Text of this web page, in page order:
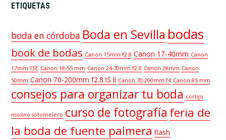
ETIQUETAS
boda en córdoba Boda en Sevilla bodas
book de bodas Canon 15mm f2.8 Canon 17-40mm Canon
17mm TSE Canon 18-55 mm Canon 24-70mm f2.8 Canon 28mm Canon
50mm Canon 70-200mm f2.8 IS II Canon 70-200mm f4 Canon 85 mm
consejos para organizar tu boda cortijo
molino sotomelero curso de fotografía feria de
la boda de fuente palmera flash